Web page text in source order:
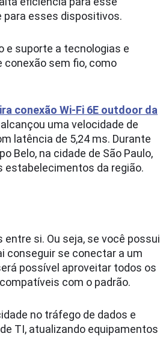
esses dispositivos.
e suporte a tecnologias e
conexão sem fio, como
conexão Wi-Fi 6E outdoor da
uma velocidade de
latência de 5,24 ms. Durante
Belo, na cidade de São Paulo,
da região.
si. Ou seja, se você possui
conseguir se conectar a um
possível aproveitar todos os
com o padrão.
no tráfego de dados e
TI, atualizando equipamentos